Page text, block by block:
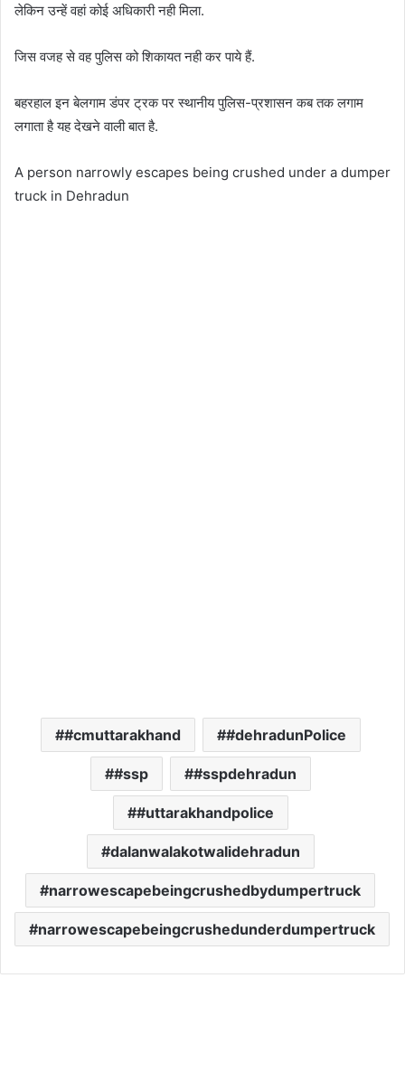
लेकिन उन्हें वहां कोई अधिकारी नही मिला.
जिस वजह से वह पुलिस को शिकायत नही कर पाये हैं.
बहरहाल इन बेलगाम डंपर ट्रक पर स्थानीय पुलिस-प्रशासन कब तक लगाम
लगाता है यह देखने वाली बात है.
A person narrowly escapes being crushed under a dumper
truck in Dehradun
#cmuttarakhand #dehradunPolice
#ssp #sspdehradun
#uttarakhandpolice
dalanwalakotwalidehradun
narrowescapebeingcrushedbydumpertruck
narrowescapebeingcrushedunderdumpertruck